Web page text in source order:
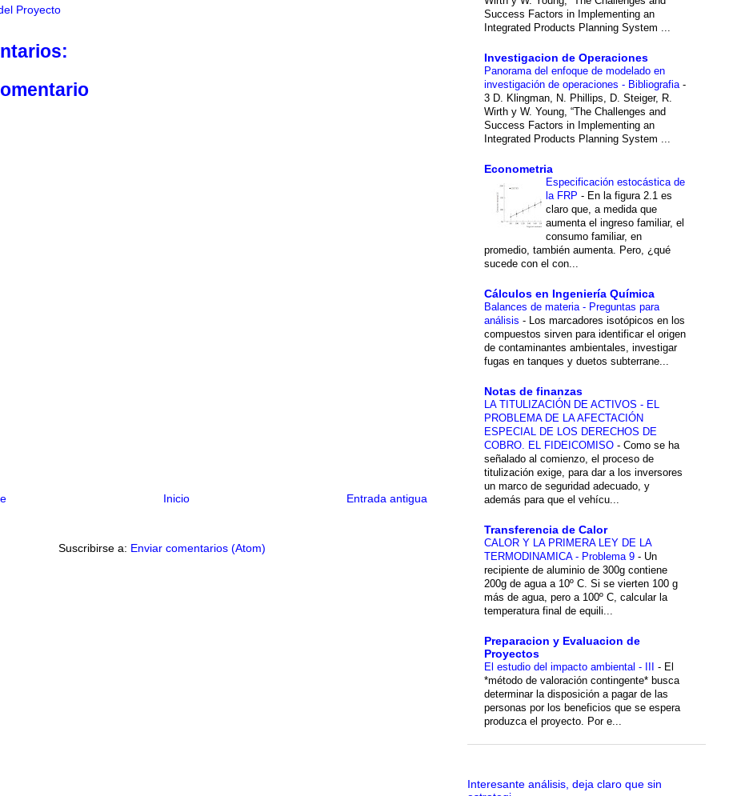
Proyecto
Entrada antigua
Inicio
Suscribirse a: Enviar comentarios (Atom)
Success Factors in Implementing an
Integrated Products Planning System ...
Investigacion de Operaciones
Panorama del enfoque de modelado en
investigación de operaciones - Bibliografia -
3 D. Klingman, N. Phillips, D. Steiger, R.
Wirth y W. Young, “The Challenges and
Success Factors in Implementing an
Integrated Products Planning System ...
Econometria
Especificación estocástica de
la FRP - En la figura 2.1 es
claro que, a medida que
aumenta el ingreso familiar, el
consumo familiar, en
promedio, también aumenta. Pero, ¿qué
sucede con el con...
Cálculos en Ingeniería Química
Balances de materia - Preguntas para
análisis -
Los marcadores isotópicos en los
compuestos sirven para identificar el origen
de contaminantes ambientales, investigar
fugas en tanques y duetos subterrane...
Notas de finanzas
LA TITULIZACIÓN DE ACTIVOS - EL
PROBLEMA DE LA AFECTACIÓN
ESPECIAL DE LOS DERECHOS DE
COBRO. EL FIDEICOMISO - Como se ha
señalado al comienzo, el proceso de
titulización exige, para dar a los inversores
un marco de seguridad adecuado, y
además para que el vehícu...
Transferencia de Calor
CALOR Y LA PRIMERA LEY DE LA
TERMODINAMICA - Problema 9 - Un
recipiente de aluminio de 300g contiene
200g de agua a 10º C. Si se vierten 100 g
más de agua, pero a 100º C, calcular la
temperatura final de equili...
Preparacion y Evaluacion de
Proyectos
El estudio del impacto ambiental - III - El
*método de valoración contingente* busca
determinar la disposición a pagar de las
personas por los beneficios que se espera
produzca el proyecto. Por e...
Interesante análisis, deja claro que sin